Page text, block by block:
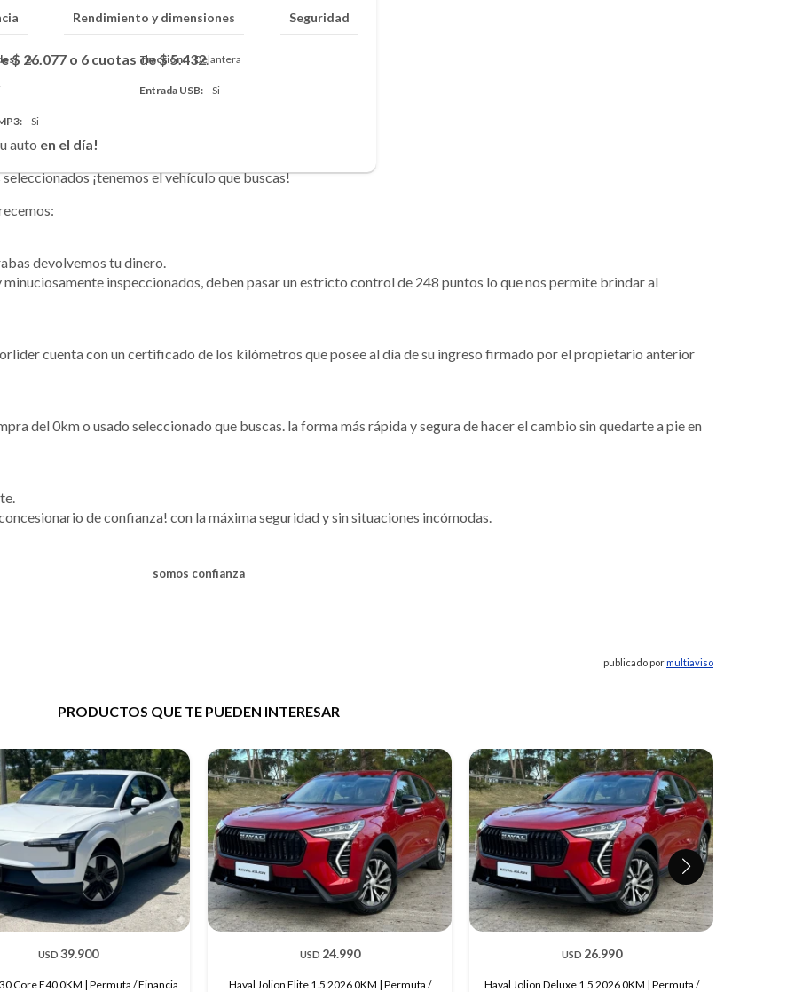
Rendimiento y dimensiones Seguridad
6 Tracción Delantera
Entrada USB Si
Si
$ 26.077 o 6 cuotas de $ 5.432.
auto en el día!
¡tenemos el vehículo que buscas!
devolvemos tu dinero.
inspeccionados, deben pasar un estricto control de 248 puntos lo que nos permite brindar al
cuenta con un certificado de los kilómetros que posee al día de su ingreso firmado por el propietario anterior
del 0km o usado seleccionado que buscas. la forma más rápida y segura de hacer el cambio sin quedarte a pie en
de confianza! con la máxima seguridad y sin situaciones incómodas.
somos confianza
publicado pormultiaviso
PRODUCTOS QUE TE PUEDEN INTERESAR
USD 39.900
Core E40 0KM | Permuta / Financia
USD 24.990
Haval Jolion Elite 1.5 2026 0KM | Permuta /
USD 26.990
Haval Jolion Deluxe 1.5 2026 0KM | Permuta /